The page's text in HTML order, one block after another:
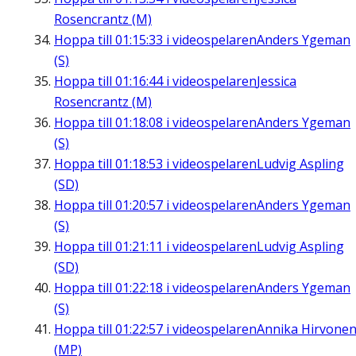
Rosencrantz (M)
Hoppa till 01:15:33 i videospelarenAnders Ygeman
(S)
Hoppa till 01:16:44i videospelarenJessica
Rosencrantz (M)
Hoppa till 01:18:08 i videospelarenAnders Ygeman
(S)
Hoppa till 01:18:53 i videospelarenLudvig Aspling
(SD)
Hoppa till 01:20:57 i videospelarenAnders Ygeman
(S)
Hoppa till 01:21:11 i videospelarenLudvig Aspling
(SD)
Hoppa till 01:22:18 i videospelarenAnders Ygeman
(S)
Hoppa till 01:22:57 i videospelarenAnnika Hirvonen
(MP)